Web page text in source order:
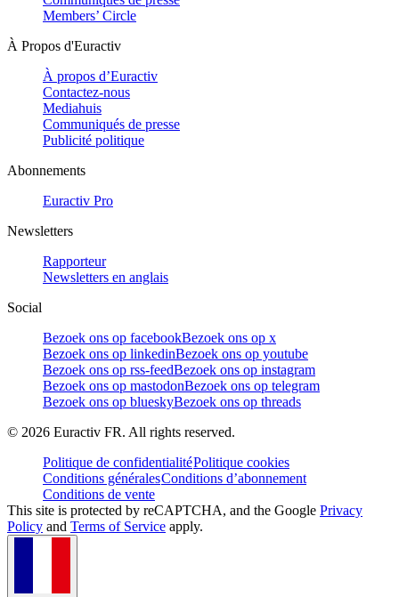
Members’ Circle
À Propos d'Euractiv
À propos d’Euractiv
Contactez-nous
Mediahuis
Communiqués de presse
Publicité politique
Abonnements
Euractiv Pro
Newsletters
Rapporteur
Newsletters en anglais
Social
Bezoek ons op facebookBezoek ons op x
Bezoek ons op linkedinBezoek ons op youtube
Bezoek ons op rss-feedBezoek ons op instagram
Bezoek ons op mastodonBezoek ons op telegram
Bezoek ons op blueskyBezoek ons op threads
© 2026 Euractiv FR. All rights reserved.
Politique de confidentialitéPolitique cookies
Conditions généralesConditions d’abonnement
Conditions de vente
This site is protected by reCAPTCHA, and the Google Privacy
Policy and Terms of Service apply.